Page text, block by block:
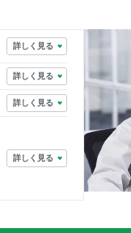
詳しく見る
詳しく見る
詳しく見る
詳しく見る